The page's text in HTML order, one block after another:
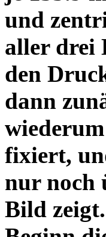
und
aller drei
den
dann
fixiert,
nur noch
Bild